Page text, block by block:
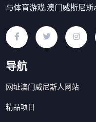
与体育游戏,澳门威斯尼斯
导航
网址澳门威尼斯人网站
精品项目